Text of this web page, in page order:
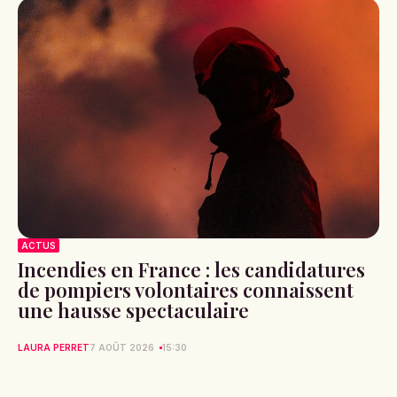
ACTUS
Incendies en France : les candidatures
de pompiers volontaires connaissent
une hausse spectaculaire
LAURA PERRET7 AOÛT 2026 15:30